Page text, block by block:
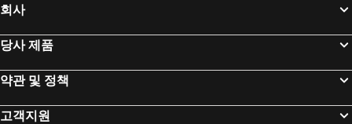
회사
당사 제품
약관 및 정책
고객지원